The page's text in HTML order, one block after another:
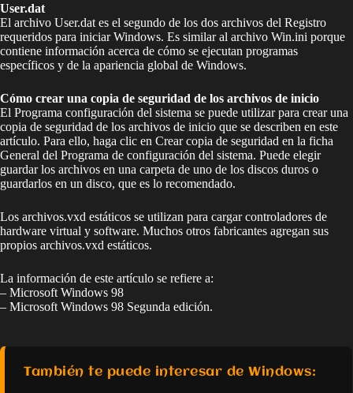
User.dat
El archivo User.dat es el segundo de los dos archivos del Registro
requeridos para iniciar Windows. Es similar al archivo Win.ini porque
contiene información acerca de cómo se ejecutan programas
específicos y de la apariencia global de Windows.
Cómo crear una copia de seguridad de los archivos de inicio
El Programa configuración del sistema se puede utilizar para crear una
copia de seguridad de los archivos de inicio que se describen en este
artículo. Para ello, haga clic en Crear copia de seguridad en la ficha
General del Programa de configuración del sistema. Puede elegir
guardar los archivos en una carpeta de uno de los discos duros o
guardarlos en un disco, que es lo recomendado.
Los archivos.vxd estáticos se utilizan para cargar controladores de
hardware virtual y software. Muchos otros fabricantes agregan sus
propios archivos.vxd estáticos.
La información de este artículo se refiere a:
– Microsoft Windows 98
– Microsoft Windows 98 Segunda edición.
También te puede interesar de Windows: